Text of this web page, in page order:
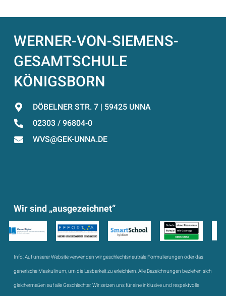
WERNER-VON-SIEMENS-
GESAMTSCHULE
KÖNIGSBORN
DÖBELNER STR. 7 | 59425 UNNA
02303 / 96804-0
WVS@GEK-UNNA.DE
Wir sind „ausgezeichnet“
Info:Auf unserer Website verwenden wir geschlechtsneutrale Formulierungen oder das
generische Maskulinum, um die Lesbarkeit zu erleichtern. Alle Bezeichnungen beziehen sich
gleichermaßen auf alle Geschlechter. Wir setzen uns für eine inklusive und respektvolle